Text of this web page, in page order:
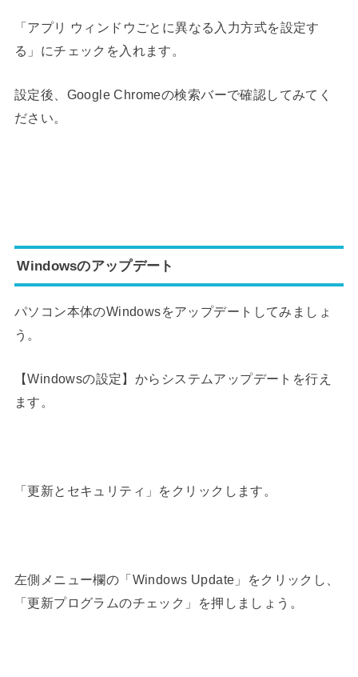
「アプリ ウィンドウごとに異なる入力方式を設定す
る」 にチェックを入れます。
設定後、Google Chromeの検索バーで確認してみてく
ださい。
Windowsのアップデート
パソコン本体のWindowsをアップデートしてみましょ
う。
【Windowsの設定】 からシステムアップデートを行え
ます。
「更新とセキュリティ」 をクリックします。
左側メニュー欄の 「Windows Update」
をクリックし、
「更新プログラムのチェック」
を押しましょう。